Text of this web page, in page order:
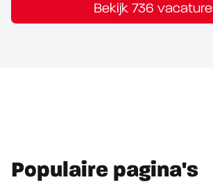
Bekijk 736
Populaire pagina's